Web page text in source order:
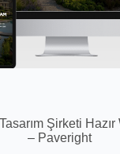
Şirketi
– Paveright